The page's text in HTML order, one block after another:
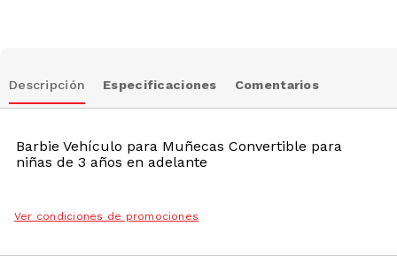
Descripción Especificaciones Comentarios
Barbie Vehículo para Muñecas Convertible para
niñas de 3 años en adelante
Ver condiciones de promociones